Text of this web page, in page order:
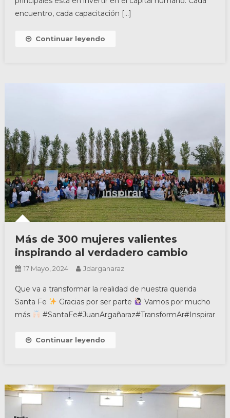
encuentro, cada capacitación […]
Continuar leyendo
Más de 300 mujeres valientes
inspirando al verdadero cambio
17 Mayo, 2024 Jdarganaraz
Que va a transformar la realidad de nuestra querida
Santa Fe
Gracias por ser parte
Vamos por mucho
más
#SantaFe#JuanArgañaraz#TransformAr#Inspirar
Continuar leyendo